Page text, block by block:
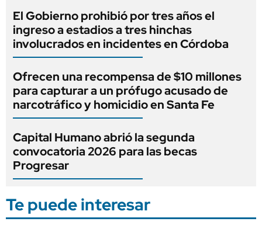
El Gobierno prohibió por tres años el
ingreso a estadios a tres hinchas
involucrados en incidentes en Córdoba
Ofrecen una recompensa de $10 millones
para capturar a un prófugo acusado de
narcotráfico y homicidio en Santa Fe
Capital Humano abrió la segunda
convocatoria 2026 para las becas
Progresar
Te puede interesar